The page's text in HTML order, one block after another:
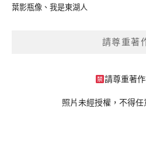
葉影瓶像 、 我是東湖人
請尊重著
請尊重著
照片未經授權，不得任